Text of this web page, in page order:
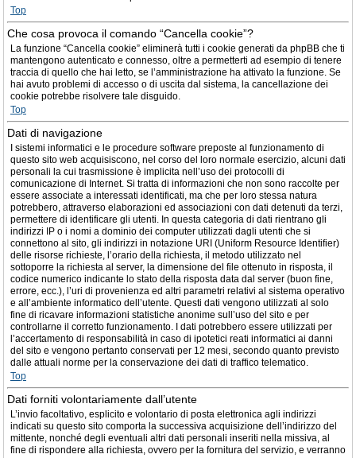
Top
Che cosa provoca il comando “Cancella cookie”?
La funzione “Cancella cookie” eliminerà tutti i cookie generati da phpBB che ti
mantengono autenticato e connesso, oltre a permetterti ad esempio di tenere
traccia di quello che hai letto, se l’amministrazione ha attivato la funzione. Se
hai avuto problemi di accesso o di uscita dal sistema, la cancellazione dei
cookie potrebbe risolvere tale disguido.
Top
Dati di navigazione
I sistemi informatici e le procedure software preposte al funzionamento di
questo sito web acquisiscono, nel corso del loro normale esercizio, alcuni dati
personali la cui trasmissione è implicita nell’uso dei protocolli di
comunicazione di Internet. Si tratta di informazioni che non sono raccolte per
essere associate a interessati identificati, ma che per loro stessa natura
potrebbero, attraverso elaborazioni ed associazioni con dati detenuti da terzi,
permettere di identificare gli utenti. In questa categoria di dati rientrano gli
indirizzi IP o i nomi a dominio dei computer utilizzati dagli utenti che si
connettono al sito, gli indirizzi in notazione URI (Uniform Resource Identifier)
delle risorse richieste, l’orario della richiesta, il metodo utilizzato nel
sottoporre la richiesta al server, la dimensione del file ottenuto in risposta, il
codice numerico indicante lo stato della risposta data dal server (buon fine,
errore, ecc.), l’uri di provenienza ed altri parametri relativi al sistema operativo
e all’ambiente informatico dell’utente. Questi dati vengono utilizzati al solo
fine di ricavare informazioni statistiche anonime sull’uso del sito e per
controllarne il corretto funzionamento. I dati potrebbero essere utilizzati per
l’accertamento di responsabilità in caso di ipotetici reati informatici ai danni
del sito e vengono pertanto conservati per 12 mesi, secondo quanto previsto
dalle attuali norme per la conservazione dei dati di traffico telematico.
Top
Dati forniti volontariamente dall’utente
L’invio facoltativo, esplicito e volontario di posta elettronica agli indirizzi
indicati su questo sito comporta la successiva acquisizione dell’indirizzo del
mittente, nonché degli eventuali altri dati personali inseriti nella missiva, al
fine di rispondere alla richiesta, ovvero per la fornitura del servizio, e verranno